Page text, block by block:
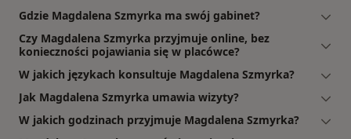
Gdzie Magdalena Szmyrka ma swój gabinet?
Czy Magdalena Szmyrka przyjmuje online, bez
konieczności pojawiania się w placówce?
W jakich językach konsultuje Magdalena Szmyrka?
Jak Magdalena Szmyrka umawia wizyty?
W jakich godzinach przyjmuje Magdalena Szmyrka?